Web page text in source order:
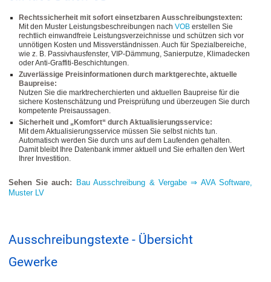
Rechtssicherheit mit sofort einsetzbaren Ausschreibungstexten:
Mit den Muster Leistungsbeschreibungen nach VOBerstellen Sie
rechtlich einwandfreie Leistungsverzeichnisse und schützen sich vor
unnötigen Kosten und Missverständnissen. Auch für Spezialbereiche,
wie z. B. Passivhausfenster, VIP-Dämmung, Sanierputze, Klimadecken
oder Anti-Graffiti-Beschichtungen.
Zuverlässige Preisinformationen durch marktgerechte, aktuelle
Baupreise:
Nutzen Sie die marktrecherchierten und aktuellen Baupreise für die
sichere Kostenschätzung und Preisprüfung und überzeugen Sie durch
kompetente Preisaussagen.
Sicherheit und „Komfort“ durch Aktualisierungsservice:
Mit dem Aktualisierungsservice müssen Sie selbst nichts tun.
Automatisch werden Sie durch uns auf dem Laufenden gehalten.
Damit bleibt Ihre Datenbank immer aktuell und Sie erhalten den Wert
Ihrer Investition.
Sehen Sie auch:
Bau Ausschreibung & Vergabe ⇒ AVA Software,
Muster LV
Ausschreibungstexte - Übersicht
Gewerke